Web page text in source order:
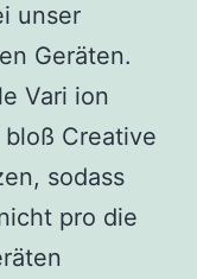
unser
Geräten.
Vari ion
Creative
sodass
pro die